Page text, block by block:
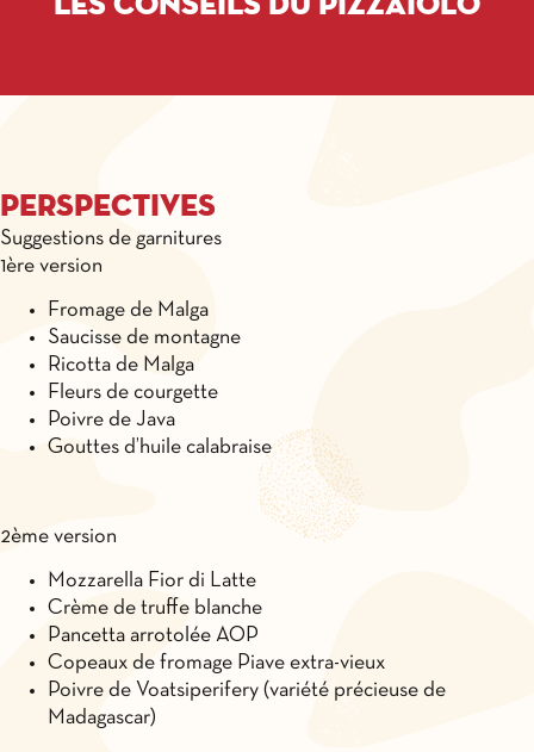
Perspectives
Suggestions de garnitures
1ère version
Fromage de Malga
Saucisse de montagne
Ricotta de Malga
Fleurs de courgette
Poivre de Java
Gouttes d’huile calabraise
2ème version
Mozzarella Fior di Latte
Crème de truffe blanche
Pancetta arrotolée AOP
Copeaux de fromage Piave extra-vieux
Poivre de Voatsiperifery (variété précieuse de
Madagascar)